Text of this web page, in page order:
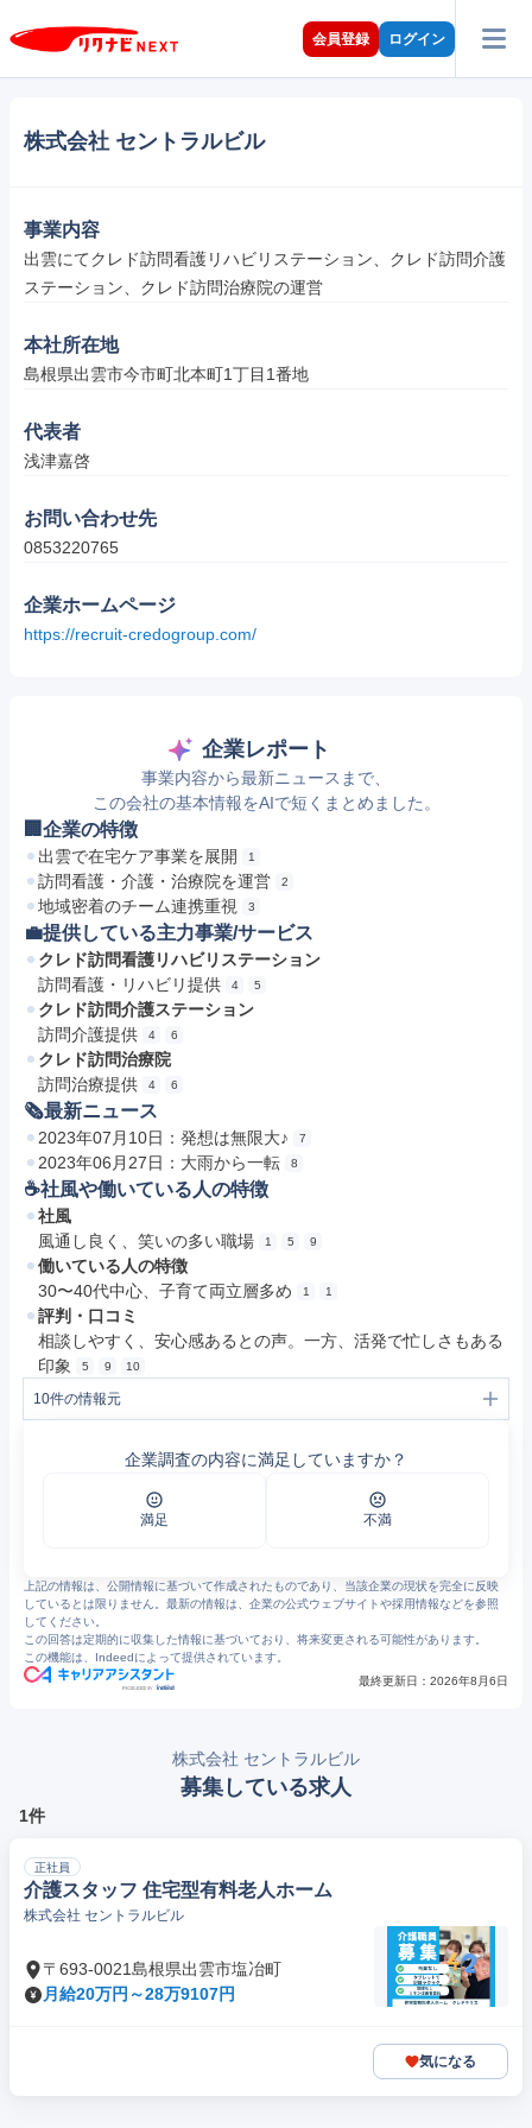
会員登録 ログイン
株式会社 セントラルビル
事業内容
出雲にてクレド訪問看護リハビリステーション、クレド訪問介護
ステーション、クレド訪問治療院の運営
本社所在地
島根県出雲市今市町北本町1丁目1番地
代表者
浅津嘉啓
お問い合わせ先
0853220765
企業ホームページ
https://recruit-credogroup.com/
企業レポート
事業内容から最新ニュースまで、
この会社の基本情報をAIで短くまとめました。
🏢企業の特徴
出雲で在宅ケア事業を展開 1
訪問看護・介護・治療院を運営 2
地域密着のチーム連携重視 3
💼提供している主力事業/サービス
クレド訪問看護リハビリステーション
訪問看護・リハビリ提供
4 5
クレド訪問介護ステーション
訪問介護提供
4 6
クレド訪問治療院
訪問治療提供
4 6
🗞最新ニュース
2023年07月10日：発想は無限大♪ 7
2023年06月27日：大雨から一転 8
☕️社風や働いている人の特徴
社風
風通し良く、笑いの多い職場
1 5 9
働いている人の特徴
30〜40代中心、子育て両立層多め
1 1
評判・口コミ
相談しやすく、安心感あるとの声。一方、活発で忙しさもある
印象
5 9 10
10件の情報元
クレドのポテンシャル！ | クレドの日々 | 株式会社 セントラルビル
10
渡部
企業調査の内容に満足していますか？
満足 不満
上記の情報は、公開情報に基づいて作成されたものであり、当該企業の現状を完全に反映
しているとは限りません。最新の情報は、企業の公式ウェブサイトや採用情報などを参照
してください。
この回答は定期的に収集した情報に基づいており、将来変更される可能性があります。
この機能は、Indeedによって提供されています。
最終更新日： 2026年8月6日
株式会社 セントラルビル
募集している求人
1件
正社員
介護スタッフ 住宅型有料老人ホーム
株式会社 セントラルビル
〒693-0021島根県出雲市塩冶町
月給20万円～28万9107円
気になる